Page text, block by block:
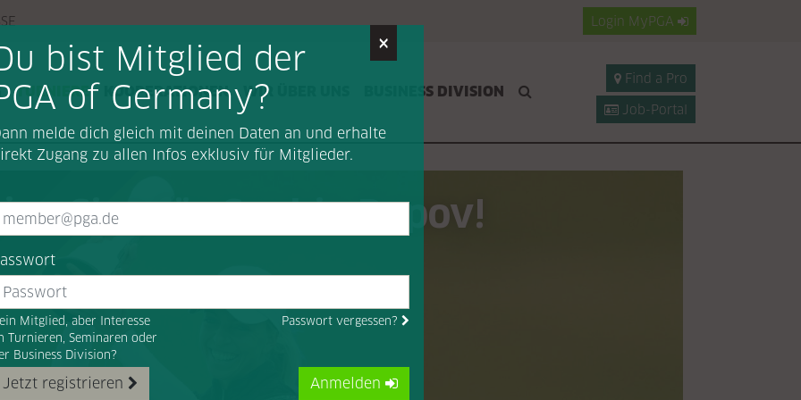
Login MyPGA
TURNIERE KOOPERATIONEN WIR ÜBER UNS BUSINESS DIVISION
Find a Pro
Job-Portal
Sieg für Sophia Popov!
×
bist Mitglied der
of Germany?
melde dich gleich mit deinen Daten an und erhalte
Zugang zu allen Infos exklusiv für Mitglieder.
Mitglied, aber Interesse
Turnieren, Seminaren oder
Business Division?
Passwort vergessen?
Jetzt registrieren Anmelden